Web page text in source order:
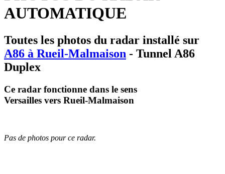
AUTOMATIQUE
Toutes les photos du radar installé sur
A86 à Rueil-Malmaison - Tunnel A86
Duplex
Ce radar fonctionne dans le sens
Versailles vers Rueil-Malmaison
Pas de photos pour ce radar.